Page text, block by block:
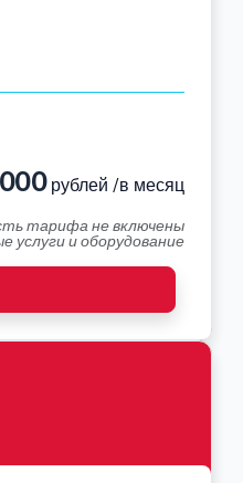
000рублей /в месяц
тарифа не включены
услуги и оборудование